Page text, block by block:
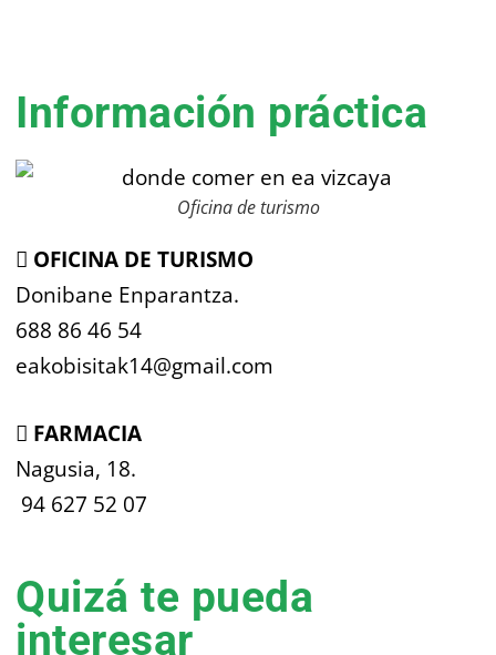
Información práctica
Oficina de turismo
 OFICINA DE TURISMO
Donibane Enparantza.
688 86 46 54
eakobisitak14@gmail.com
 FARMACIA
Nagusia, 18.
94 627 52 07
Quizá te pueda
interesar